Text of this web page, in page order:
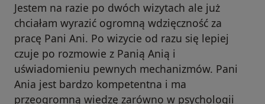
Jestem na razie po dwóch wizytach ale już
chciałam wyrazić ogromną wdzięczność za
pracę Pani Ani. Po wizycie od razu się lepiej
czuje po rozmowie z Panią Anią i
uświadomieniu pewnych mechanizmów. Pani
Ania jest bardzo kompetentna i ma
przeogromną wiedzę zarówno w psychologii